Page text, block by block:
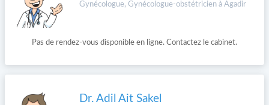
Gynécologue, Gynécologue-obstétricien à Agadir
Pas de rendez-vous disponible en ligne. Contactez le cabinet.
Dr. Adil Ait Sakel